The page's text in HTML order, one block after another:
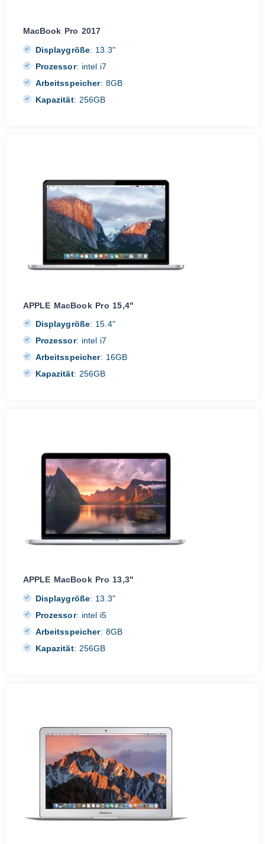
MacBook Pro 2017
Displaygröße: 13.3"
Prozessor: intel i7
Arbeitsspeicher: 8GB
Kapazität: 256GB
APPLE MacBook Pro 15,4"
Displaygröße: 15.4"
Prozessor: intel i7
Arbeitsspeicher: 16GB
Kapazität: 256GB
APPLE MacBook Pro 13,3"
Displaygröße: 13.3"
Prozessor: intel i5
Arbeitsspeicher: 8GB
Kapazität: 256GB